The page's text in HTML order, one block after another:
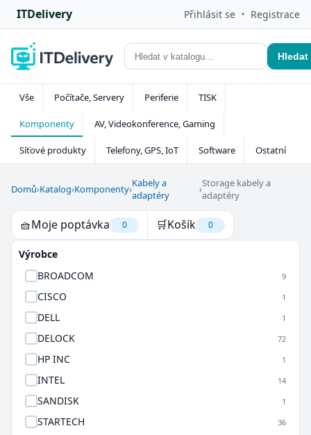
ITDelivery Přihlásit se • Registrace
Hledat
Vše Počítače, Servery Periferie TISK
Komponenty AV, Videokonference, Gaming
Síťové produkty Telefony, GPS, IoT Software Ostatní
Domů›Katalog›Komponenty›Kabely a
adaptéry
›Storage kabely a
adaptéry
🧺Moje poptávka 0 🛒Košík 0
Výrobce
BROADCOM
9
CISCO 1
DELL 1
DELOCK 72
HP INC 1
INTEL 14
SANDISK 1
STARTECH 36